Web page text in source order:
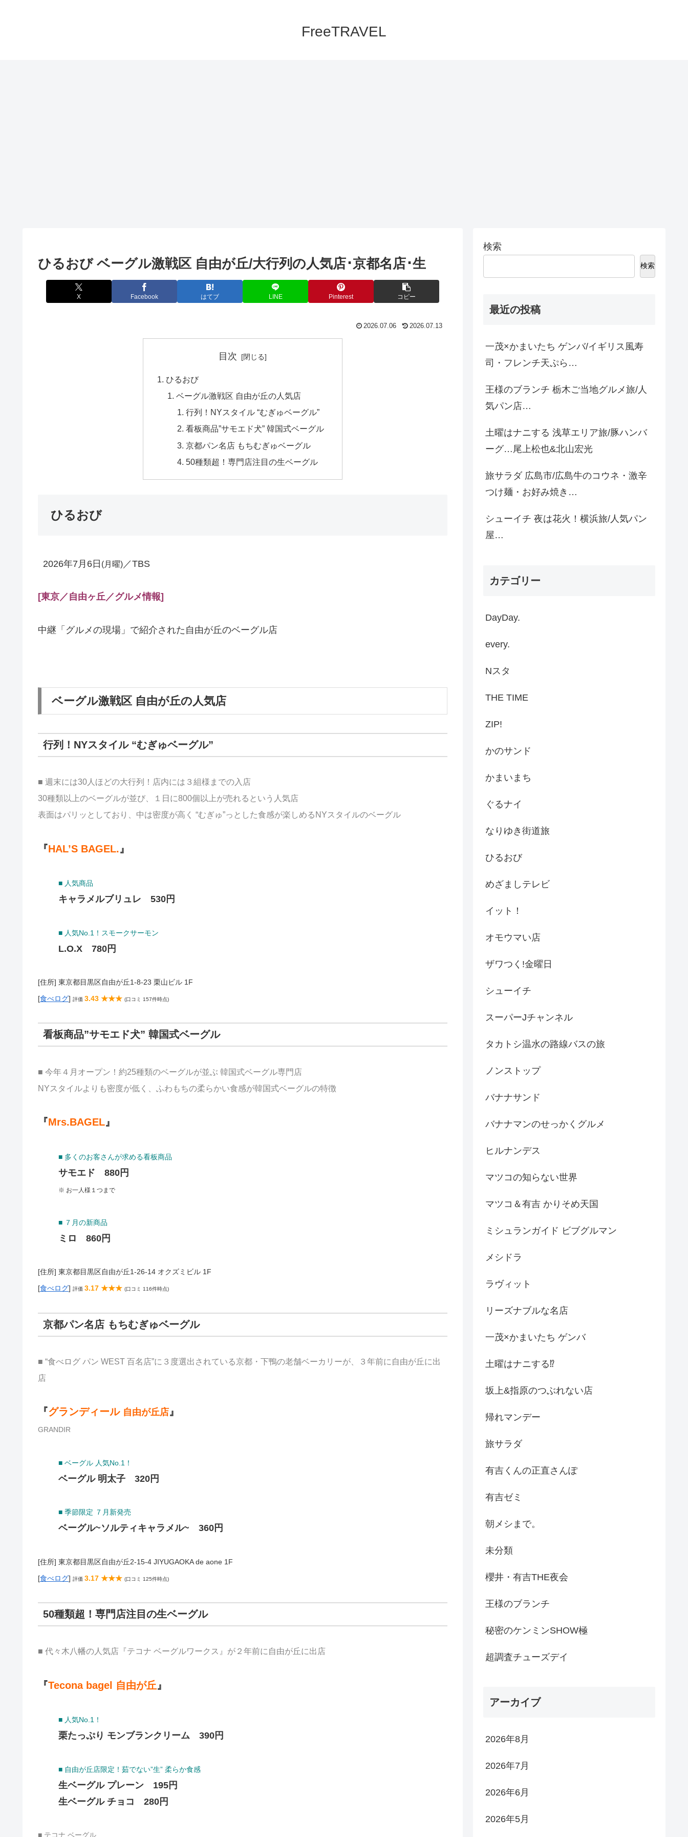
FreeTRAVEL
ひるおび ベーグル激戦区 自由が丘/大行列の人気店･京都名店･生
X Facebook はてブ LINE Pinterest コピー
2026.07.06 2026.07.13
目次
ひるおび
ベーグル激戦区 自由が丘の人気店
行列！NYスタイル “むぎゅベーグル”
看板商品”サモエド犬” 韓国式ベーグル
京都パン名店 もちむぎゅベーグル
50種類超！専門店注目の生ベーグル
ひるおび
2026年7月6日 (月曜) ／TBS
[東京／自由ヶ丘／グルメ情報]
中継「グルメの現場」で紹介された自由が丘のベーグル店
ベーグル激戦区 自由が丘の人気店
行列！NYスタイル “むぎゅベーグル”
■ 週末には30人ほどの大行列！店内には３組様までの入店
30種類以上のベーグルが並び、１日に800個以上が売れるという人気店
表面はパリッとしており、中は密度が高く “むぎゅ”っとした食感が楽しめるNYスタイルのベーグル
『HAL’S BAGEL.』
■ 人気商品
キャラメルブリュレ 530円
■ 人気No.1！スモークサーモン
L.O.X 780円
[住所] 東京都目黒区自由が丘1-8-23 栗山ビル 1F
[食べログ] 評価 3.43 ★★★ (口コミ 157件時点)
看板商品”サモエド犬” 韓国式ベーグル
■ 今年４月オープン！約25種類のベーグルが並ぶ 韓国式ベーグル専門店
NYスタイルよりも密度が低く、ふわもちの柔らかい食感が韓国式ベーグルの特徴
『Mrs.BAGEL』
■ 多くのお客さんが求める看板商品
サモエド 880円
※ お一人様１つまで
■ ７月の新商品
ミロ 860円
[住所] 東京都目黒区自由が丘1-26-14 オクズミビル 1F
[食べログ] 評価 3.17 ★★★ (口コミ 116件時点)
京都パン名店 もちむぎゅベーグル
■ “食べログ パン WEST 百名店”に３度選出されている京都・下鴨の老舗ベーカリーが、３年前に自由が丘に出
店
『グランディール 自由が丘店』
GRANDIR
■ ベーグル 人気No.1！
ベーグル 明太子 320円
■ 季節限定 ７月新発売
ベーグル~ソルティキャラメル~ 360円
[住所] 東京都目黒区自由が丘2-15-4 JIYUGAOKA de aone 1F
[食べログ] 評価 3.17 ★★★ (口コミ 125件時点)
50種類超！専門店注目の生ベーグル
■ 代々木八幡の人気店『テコナ ベーグルワークス』が２年前に自由が丘に出店
『Tecona bagel 自由が丘』
■ 人気No.1！
栗たっぷり モンブランクリーム 390円
■ 自由が丘店限定！茹でない”生” 柔らか食感
生ベーグル プレーン 195円
生ベーグル チョコ 280円
■ テコナ ベーグル
検索
検索
最近の投稿
一茂×かまいたち ゲンバ/イギリス風寿
司・フレンチ天ぷら…
王様のブランチ 栃木ご当地グルメ旅/人
気パン店…
土曜はナニする 浅草エリア旅/豚ハンバ
ーグ…尾上松也&北山宏光
旅サラダ 広島市/広島牛のコウネ・激辛
つけ麺・お好み焼き…
シューイチ 夜は花火！横浜旅/人気パン
屋…
カテゴリー
DayDay.
every.
Nスタ
THE TIME
ZIP!
かのサンド
かまいまち
ぐるナイ
なりゆき街道旅
ひるおび
めざましテレビ
イット！
オモウマい店
ザワつく!金曜日
シューイチ
スーパーJチャンネル
タカトシ温水の路線バスの旅
ノンストップ
バナナサンド
バナナマンのせっかくグルメ
ヒルナンデス
マツコの知らない世界
マツコ＆有吉 かりそめ天国
ミシュランガイド ビブグルマン
メシドラ
ラヴィット
リーズナブルな名店
一茂×かまいたち ゲンバ
土曜はナニする⁉
坂上&指原のつぶれない店
帰れマンデー
旅サラダ
有吉くんの正直さんぽ
有吉ゼミ
朝メシまで。
未分類
櫻井・有吉THE夜会
王様のブランチ
秘密のケンミンSHOW極
超調査チューズデイ
アーカイブ
2026年8月
2026年7月
2026年6月
2026年5月